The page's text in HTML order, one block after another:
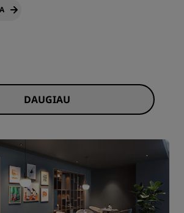
DAUGIAU